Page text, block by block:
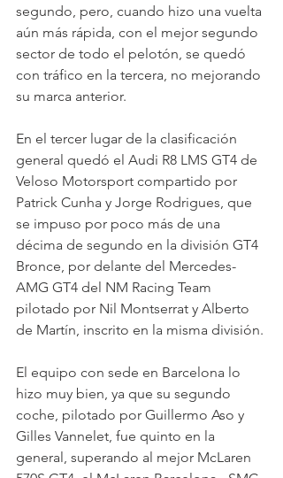
segundo, pero, cuando hizo una vuelta
aún más rápida, con el mejor segundo
sector de todo el pelotón, se quedó
con tráfico en la tercera, no mejorando
su marca anterior.
En el tercer lugar de la clasificación
general quedó el Audi R8 LMS GT4 de
Veloso Motorsport compartido por
Patrick Cunha y Jorge Rodrigues, que
se impuso por poco más de una
décima de segundo en la división GT4
Bronce, por delante del Mercedes-
AMG GT4 del NM Racing Team
pilotado por Nil Montserrat y Alberto
de Martín, inscrito en la misma división.
El equipo con sede en Barcelona lo
hizo muy bien, ya que su segundo
coche, pilotado por Guillermo Aso y
Gilles Vannelet, fue quinto en la
general, superando al mejor McLaren